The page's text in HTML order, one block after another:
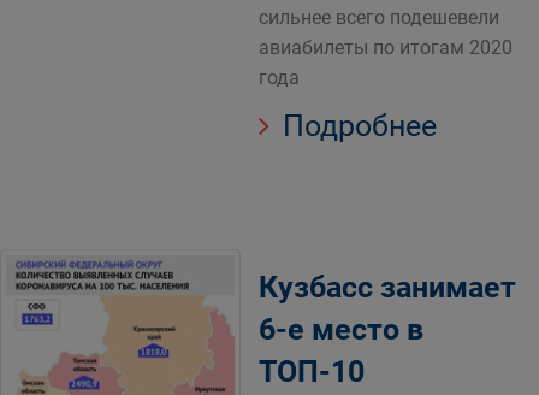
сильнее всего подешевели
авиабилеты по итогам 2020
года
Подробнее
Кузбасс занимает
6-е место в
ТОП-10